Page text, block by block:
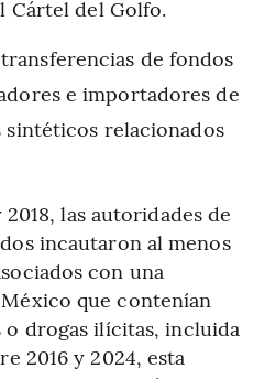
Cártel del Golfo.
de fondos
e importadores de
relacionados
2018, las autoridades de
incautaron al menos
con una
que contenían
drogas ilícitas, incluida
2016 y 2024, esta